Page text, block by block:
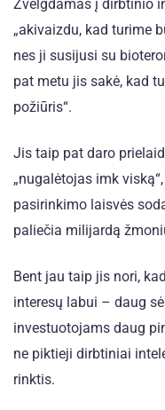
Žvelgdamas į dirbtinio
„akivaizdu, kad turime
nes ji susijusi su
pat metu jis sakė, kad
požiūris“.
Jis taip pat daro
„nugalėtojas imk
pasirinkimo laisvės
paliečia milijardą
Bent jau taip jis nori,
interesų labui – daug
investuotojams daug
ne piktieji dirbtiniai
rinktis.